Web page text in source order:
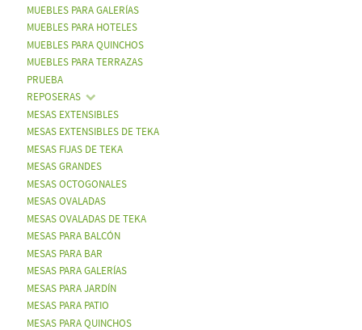
MUEBLES PARA GALERÍAS
MUEBLES PARA HOTELES
MUEBLES PARA QUINCHOS
MUEBLES PARA TERRAZAS
PRUEBA
REPOSERAS
MESAS EXTENSIBLES
MESAS EXTENSIBLES DE TEKA
MESAS FIJAS DE TEKA
MESAS GRANDES
MESAS OCTOGONALES
MESAS OVALADAS
MESAS OVALADAS DE TEKA
MESAS PARA BALCÓN
MESAS PARA BAR
MESAS PARA GALERÍAS
MESAS PARA JARDÍN
MESAS PARA PATIO
MESAS PARA QUINCHOS